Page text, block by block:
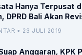
Hanya Terpusat
DPRD Bali Akan
• 23 JULI 2019
Anggaran, KPK